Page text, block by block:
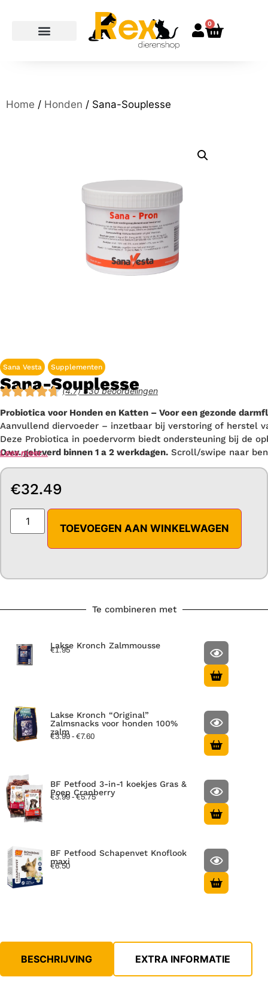
0
Home / Honden / Sana-Souplesse
Sana Vesta Supplementen
Sana-Souplesse
(4.7) 330 beoordelingen
Probiotica voor Honden en Katten – Voor een gezonde
Aanvullend diervoeder – inzetbaar bij verstoring of herstel
Deze Probiotica in poedervorm biedt ondersteuning bij de
O.v.v. geleverd binnen 1 a 2 werkdagen. Scroll/swipe naar
Lees meer…
€32.49
TOEVOEGEN AAN WINKELWAGEN
Te combineren met
Lakse Kronch Zalmmousse
€1.95
Lakse Kronch “Original”
Zalmsnacks voor honden 100%
zalm
€3.99 - €7.60
BF Petfood 3-in-1 koekjes Gras &
Poep Cranberry
€3.99 - €5.75
BF Petfood Schapenvet Knoflook
maxi
€6.50
BESCHRIJVING EXTRA INFORMATIE